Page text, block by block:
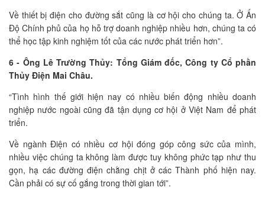
Về thiết bị điện cho đường sắt cũng là cơ hội cho chúng ta. Ở Ấn
Độ Chính phủ của họ hỗ trợ doanh nghiệp nhiều hơn, chúng ta có
thể học tập kinh nghiệm tốt của các nước phát triển hơn”.
6 - Ông Lê Trường Thủy: Tổng Giám đốc, Công ty Cổ phần
Thủy Điện Mai Châu.
“Tình hình thế giới hiện nay có nhiều biến động nhiều doanh
nghiệp nước ngoài cũng đã tận dụng cơ hội ở Việt Nam để phát
triển.
Về ngành Điện có nhiều cơ hội đóng góp công sức của mình,
nhiều việc chúng ta không làm được tuy không phức tạp như thu
gọn, hạ các đường điện chằng chịt ở các Thành phố hiện nay.
Cần phải có sự cố gắng trong thời gian tới”.